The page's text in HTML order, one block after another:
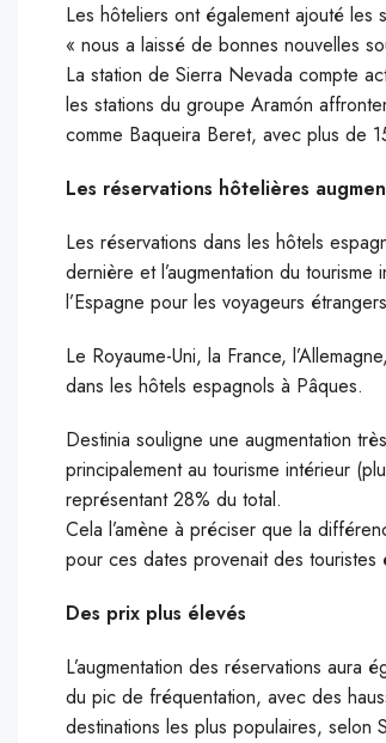
Les hôteliers ont également ajouté les
« nous a laissé de bonnes nouvelles
La station de Sierra Nevada compte
les stations du groupe Aramón
comme Baqueira Beret, avec plus de
Les réservations hôtelières
Les réservations dans les hôtels
dernière et l’augmentation du
l’Espagne pour les voyageurs
Le Royaume-Uni, la France,
dans les hôtels espagnols à Pâques.
Destinia souligne une augmentation
principalement au tourisme intérieur
représentant 28% du total.
Cela l’amène à préciser que la
pour ces dates provenait des
Des prix plus élevés
L’augmentation des réservations aura
du pic de fréquentation, avec des
destinations les plus populaires, selon